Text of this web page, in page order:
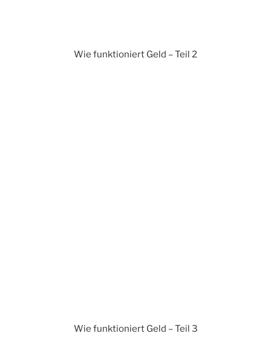
Wie funktioniert Geld – Teil 2
Wie funktioniert Geld – Teil 3